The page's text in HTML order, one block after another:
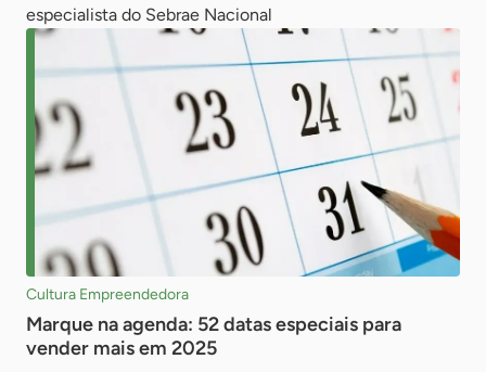
especialista do Sebrae Nacional
Cultura Empreendedora
Marque na agenda: 52 datas especiais para
vender mais em 2025